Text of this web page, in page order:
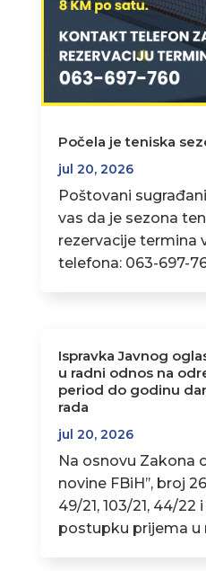
Počela je teniska
jul 20, 2026
Poštovani
vas da je sezona
rezervacije termina
telefona: 063-697-
Ispravka Javnog
u radni odnos na
period do godinu
rada
jul 20, 2026
Na osnovu Zakona
novine FBiH’’, broj
49/21, 103/21, 44/22
postupku prijema u